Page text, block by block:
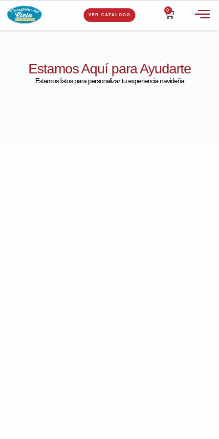
VER CATALOGO
0
Estamos Aquí para Ayudarte
Estamos listos para personalizar tu experiencia navideña